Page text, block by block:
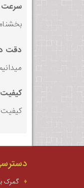
سرعت
دقت
کیفیت
کیفیت
گمرک